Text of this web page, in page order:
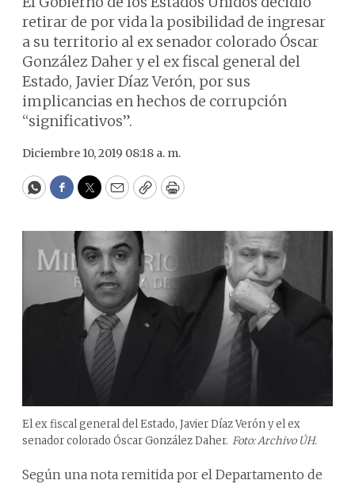
retirar de por vida la posibilidad de ingresar
a su territorio al ex senador colorado Óscar
González Daher y el ex fiscal general del
Estado, Javier Díaz Verón, por sus
implicancias en hechos de corrupción
“significativos”.
Diciembre 10, 2019 08:18 a. m.
WhatsApp
Facebook
Twitter
EmailCopyPrint
El ex fiscal general del Estado, Javier Díaz Verón y el ex
senador colorado Óscar González Daher. Foto: Archivo ÚH.
Según una nota remitida por el Departamento de